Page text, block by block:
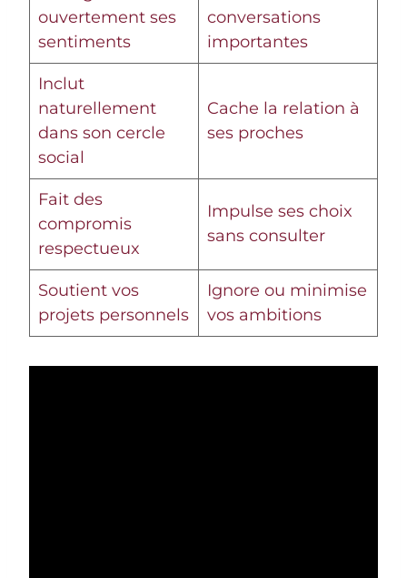
ouvertement ses
sentiments
conversations
importantes
Inclut
naturellement
dans son cercle
social
Cache la relation à
ses proches
Fait des
compromis
respectueux
Impulse ses choix
sans consulter
Soutient vos
projets personnels
Ignore ou minimise
vos ambitions